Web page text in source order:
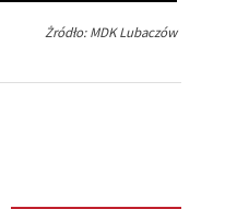
Żródło: MDK Lubaczów